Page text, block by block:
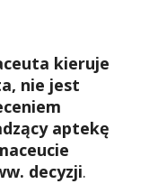
kieruje
nie jest
aptekę
decyzji.